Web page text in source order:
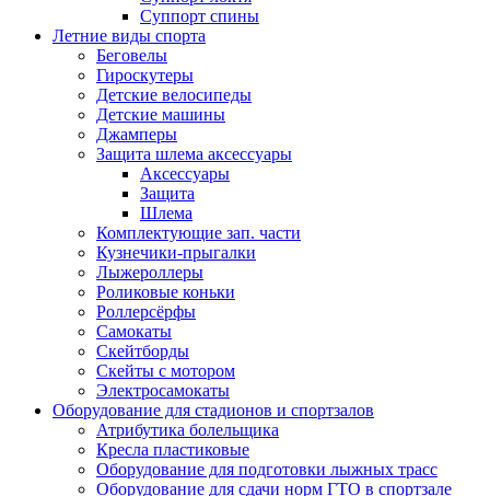
Суппорт спины
Летние виды спорта
Беговелы
Гироскутеры
Детские велосипеды
Детские машины
Джамперы
Защита шлема аксессуары
Аксессуары
Защита
Шлема
Комплектующие зап. части
Кузнечики-прыгалки
Лыжероллеры
Роликовые коньки
Роллерсёрфы
Самокаты
Скейтборды
Скейты с мотором
Электросамокаты
Оборудование для стадионов и спортзалов
Атрибутика болельщика
Кресла пластиковые
Оборудование для подготовки лыжных трасс
Оборудование для сдачи норм ГТО в спортзале